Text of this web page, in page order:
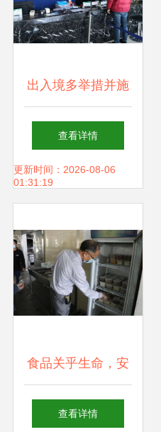
出入境多举措并施
日常消毒防护与精
细化服务交相辉映
查看详情
更新时间：2026-08-06
01:31:19
食品关乎生命，安
全重于泰山——长
查看详情